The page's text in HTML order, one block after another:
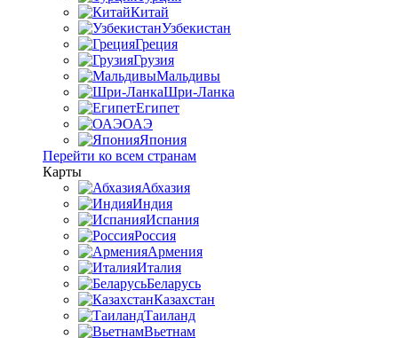
Китай
Узбекистан
Греция
Грузия
Мальдивы
Шри-Ланка
Египет
ОАЭ
Япония
Перейти ко всем странам
Карты
Абхазия
Индия
Испания
Россия
Армения
Италия
Беларусь
Казахстан
Таиланд
Вьетнам